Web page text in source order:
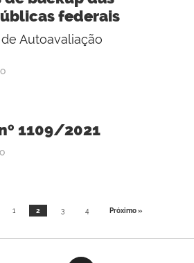
federais
Autoavaliação
1109/2021
1 2 3 4 Próximo »